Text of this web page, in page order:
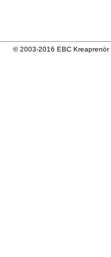
© 2003-2016 EBC Kreaprenör